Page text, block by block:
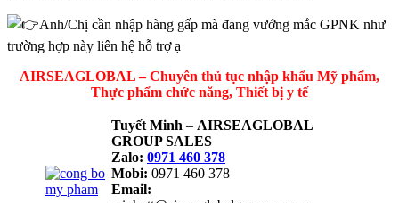
Anh/Chị cần nhập hàng gấp mà đang vướng mắc GPNK như
trường hợp này liên hệ hỗ trợ ạ
AIRSEAGLOBAL – Chuyên thủ tục nhập khẩu Mỹ phẩm,
Thực phẩm chức năng, Thiết bị y tế
Tuyết Minh – AIRSEAGLOBAL
GROUP SALES
Zalo: 0971 460 378
Mobi: 0971 460 378
Email: